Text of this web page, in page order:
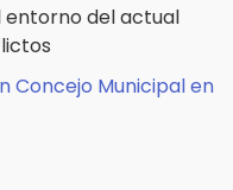
entorno del actual